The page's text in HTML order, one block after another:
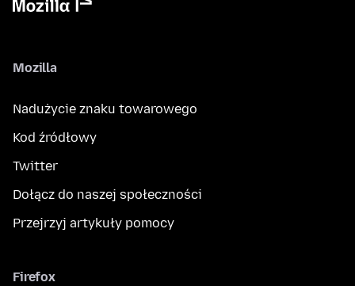
Mozilla
Nadużycie znaku towarowego
Kod źródłowy
Twitter
Dołącz do naszej społeczności
Przejrzyj artykuły pomocy
Firefox